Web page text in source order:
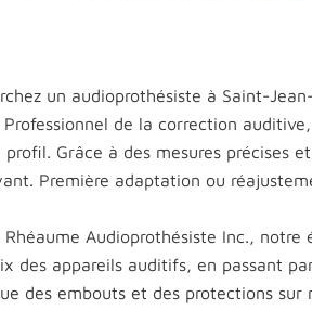
un audioprothésiste à Saint-
de la correction
profil. Grâce à des mesures précises
Première adaptation ou
Rhéaume Audioprothésiste Inc.,
des appareils auditifs, en passant
des embouts et des protections